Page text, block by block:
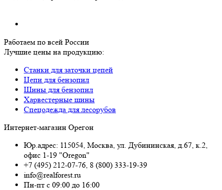
Работаем по всей России
Лучшие цены на продукцию:
Станки для заточки цепей
Цепи для бензопил
Шины для бензопил
Харвестерные шины
Спецодежда для лесорубов
Интернет-магазин Орегон
Юр.адрес: 115054, Москва, ул. Дубининская, д.67, к.2,
офис 1-19 "Oregon"
+7 (495) 212-07-76, 8 (800) 333-19-39
info@realforest.ru
Пн-пт с 09:00 до 16:00